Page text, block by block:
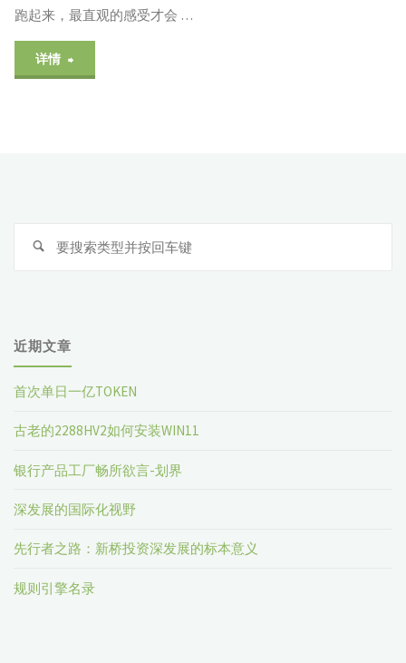
跑起来，最直观的感受才会 …
详情
准
试
利
器"
近期文章
首次单日一亿TOKEN
古老的2288HV2如何安装WIN11
银行产品工厂畅所欲言-划界
深发展的国际化视野
先行者之路：新桥投资深发展的标本意义
规则引擎名录